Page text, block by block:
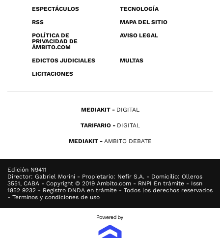
ESPECTÁCULOS
TECNOLOGÍA
RSS
MAPA DEL SITIO
POLÍTICA DE
PRIVACIDAD DE
ÁMBITO.COM
AVISO LEGAL
EDICTOS JUDICIALES
MULTAS
LICITACIONES
MEDIAKIT DIGITAL
TARIFARIO DIGITAL
MEDIAKIT AMBITO DEBATE
Edición N9411
Director: Gabriel Morini - Propietario: Nefir S.A. - Domicilio: Olleros
3551, CABA - Copyright © 2019 Ambito.com - RNPI En trámite - Issn
1852 9232 - Registro DNDA en trámite - Todos los derechos reservados
- Términos y condiciones de uso